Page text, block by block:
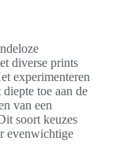
diverse prints
experimenteren
toe aan de
van een
soort keuzes
evenwichtige